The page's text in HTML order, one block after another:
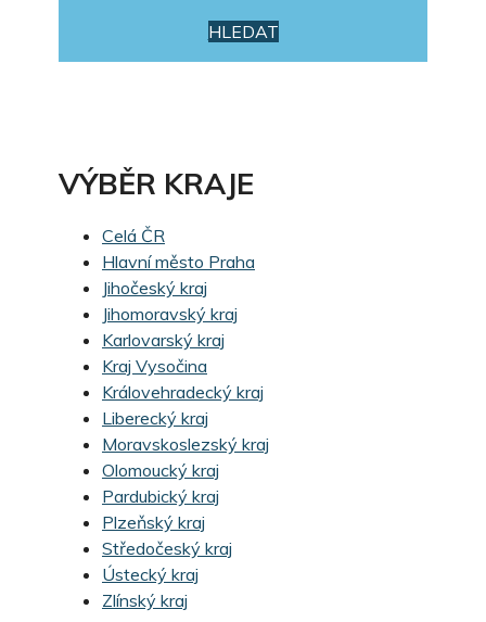
HLEDAT
VÝBĚR KRAJE
Celá ČR
Hlavní město Praha
Jihočeský kraj
Jihomoravský kraj
Karlovarský kraj
Kraj Vysočina
Královehradecký kraj
Liberecký kraj
Moravskoslezský kraj
Olomoucký kraj
Pardubický kraj
Plzeňský kraj
Středočeský kraj
Ústecký kraj
Zlínský kraj